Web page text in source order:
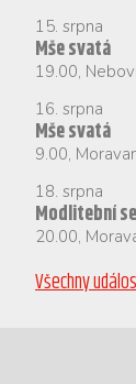
15. srpna
Mše svatá
19.00,
16. srpna
Mše svatá
9.00,
18. srpna
Modlitební
20.00,
Všechny